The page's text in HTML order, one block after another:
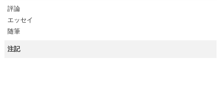
評論
エッセイ
随筆
注記